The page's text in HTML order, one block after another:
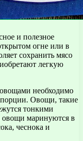
и полезное
огне или в
сохранить мясо
легкую
необходимо
порции. Овощи, такие
тонкими
маринуются в
чеснока и